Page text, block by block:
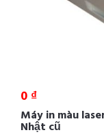
0 ₫
Máy in màu
Nhật cũ